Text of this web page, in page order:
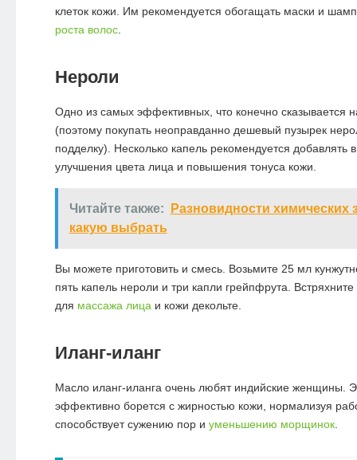
клеток кожи. Им рекомендуется обогащать маски и
роста волос.
Нероли
Одно из самых эффективных, что конечно сказывается
(поэтому покупать неоправданно дешевый пузырек
подделку). Несколько капель рекомендуется
улучшения цвета лица и повышения тонуса кожи.
Читайте также:
Разновидности химических
какую выбрать
Вы можете приготовить и смесь. Возьмите 25 мл
пять капель нероли и три капли грейпфрута.
для массажа лица и кожи декольте.
Иланг-иланг
Масло иланг-иланга очень любят индийские женщины.
эффективно борется с жирностью кожи, нормализуя
способствует сужению пор и уменьшению морщинок.